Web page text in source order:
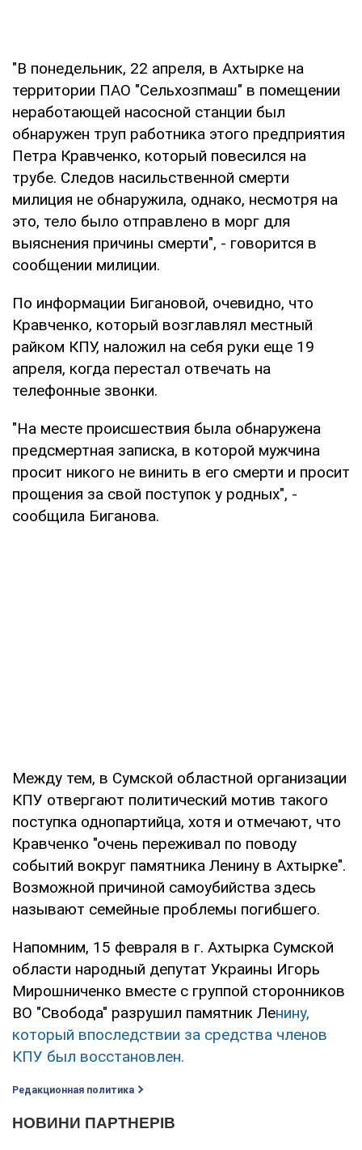
"В понедельник, 22 апреля, в Ахтырке на
территории ПАО "Сельхозпмаш" в помещении
неработающей насосной станции был
обнаружен труп работника этого предприятия
Петра Кравченко, который повесился на
трубе. Следов насильственной смерти
милиция не обнаружила, однако, несмотря на
это, тело было отправлено в морг для
выяснения причины смерти", - говорится в
сообщении милиции.
По информации Бигановой, очевидно, что
Кравченко, который возглавлял местный
райком КПУ, наложил на себя руки еще 19
апреля, когда перестал отвечать на
телефонные звонки.
"На месте происшествия была обнаружена
предсмертная записка, в которой мужчина
просит никого не винить в его смерти и просит
прощения за свой поступок у родных", -
сообщила Биганова.
Между тем, в Сумской областной организации
КПУ отвергают политический мотив такого
поступка однопартийца, хотя и отмечают, что
Кравченко "очень переживал по поводу
событий вокруг памятника Ленину в Ахтырке".
Возможной причиной самоубийства здесь
называют семейные проблемы погибшего.
Напомним, 15 февраля в г. Ахтырка Сумской
области народный депутат Украины Игорь
Мирошниченко вместе с группой сторонников
ВО "Свобода" разрушил памятник Ленину,
который впоследствии за средства членов
КПУ был восстановлен.
Редакционная политика